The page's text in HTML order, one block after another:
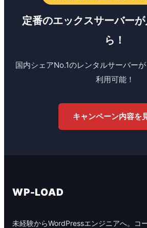
定番のエックスサーバー
ら！
国内シェアNo.1のレンタルサーバー
利用可能！
キャンペーン内容を
WP-LOAD
未経験からWordPressエンジニアへ。コ